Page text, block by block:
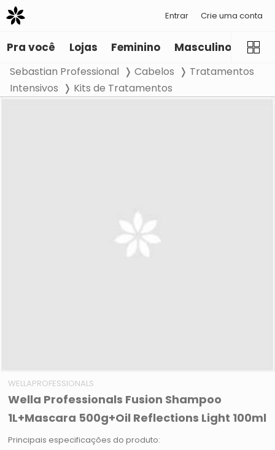
Entrar Crie uma conta
Pra você Lojas Feminino Masculino
Sebastian Professional Cabelos
Tratamentos
Intensivos
Kits de Tratamentos
WELLAPROFESSIONALS
Wella Professionals Fusion Shampoo
1L+Mascara 500g+Oil Reflections Light 100ml
Principais especificações do produto: